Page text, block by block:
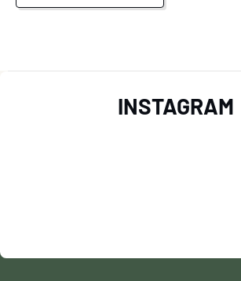
T
INSTAGRAM